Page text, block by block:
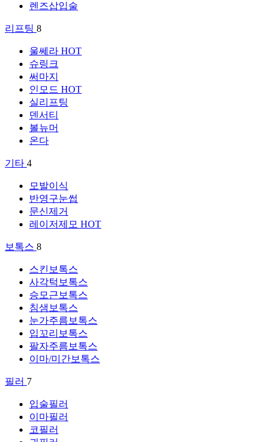
렌즈삽입술
리프팅 8
울쎄라 HOT
슈링크
써마지
인모드 HOT
실리프팅
덴서티
볼뉴머
온다
기타 4
모발이식
반영구눈썹
문신제거
레이저제모 HOT
보톡스 8
스킨보톡스
사각턱보톡스
승모근보톡스
침샘보톡스
눈가주름보톡스
입꼬리보톡스
팔자주름보톡스
이마/미간보톡스
필러 7
입술필러
이마필러
코필러